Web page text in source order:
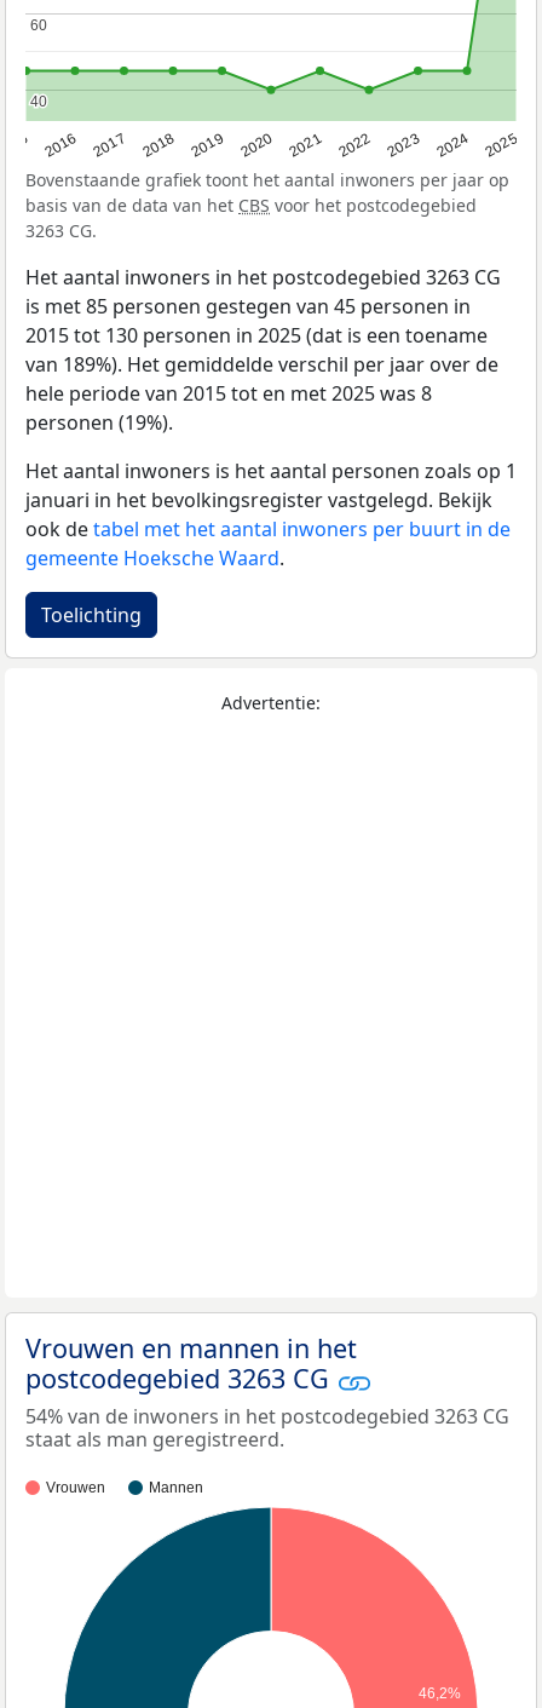
2016 2017 2018 2019 2020 2021 2022 2023 2024 2025
40
40
60
60
Bovenstaande grafiek toont het aantal inwoners per jaar op
basis van de data van het CBS voor het postcodegebied
3263 CG.
Het aantal inwoners in het postcodegebied 3263 CG
is met 85 personen gestegen van 45 personen in
2015 tot 130 personen in 2025 (dat is een toename
van 189%). Het gemiddelde verschil per jaar over de
hele periode van 2015 tot en met 2025 was 8
personen (19%).
Het aantal inwoners is het aantal personen zoals op 1
januari in het bevolkingsregister vastgelegd. Bekijk
ook detabel met het aantal inwoners per buurt in de
gemeente Hoeksche Waard.
Toelichting
Advertentie:
Vrouwen en mannen in het
postcodegebied 3263 CG
54% van de inwoners in het postcodegebied 3263 CG
staat als man geregistreerd.
Vrouwen Mannen
46,2%